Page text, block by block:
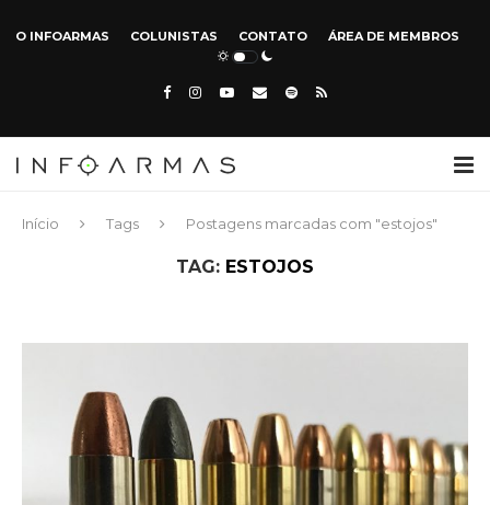
O INFOARMAS COLUNISTAS CONTATO ÁREA DE MEMBROS
Início Tags Postagens marcadas com "estojos"
TAG: ESTOJOS